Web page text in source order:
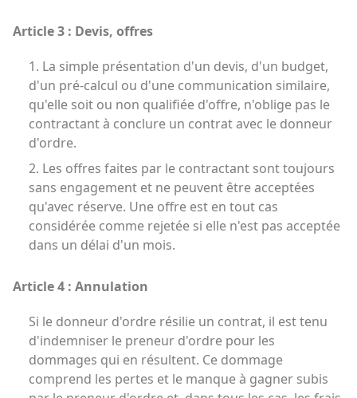
Article 3 : Devis, offres
1. La simple présentation d'un devis, d'un budget,
d'un pré-calcul ou d'une communication similaire,
qu'elle soit ou non qualifiée d'offre, n'oblige pas le
contractant à conclure un contrat avec le donneur
d'ordre.
2. Les offres faites par le contractant sont toujours
sans engagement et ne peuvent être acceptées
qu'avec réserve. Une offre est en tout cas
considérée comme rejetée si elle n'est pas acceptée
dans un délai d'un mois.
Article 4 : Annulation
Si le donneur d'ordre résilie un contrat, il est tenu
d'indemniser le preneur d'ordre pour les
dommages qui en résultent. Ce dommage
comprend les pertes et le manque à gagner subis